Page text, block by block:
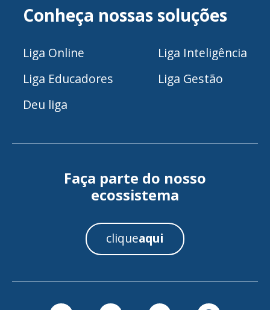
Conheça nossas soluções
Liga Online
Liga Educadores
Deu liga
Liga Inteligência
Liga Gestão
Faça parte do nosso
ecossistema
cliqueaqui